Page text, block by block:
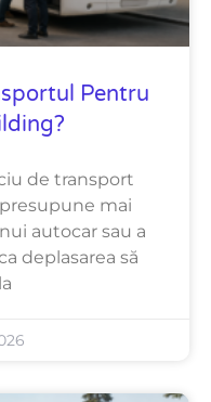
Pentru
de transport
mai
autocar sau a
deplasarea să